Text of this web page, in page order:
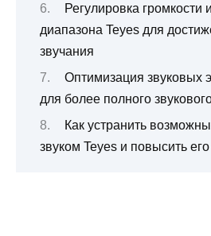
Регулировка громкости
диапазона Teyes для
звучания
Оптимизация звуковых
для более полного
Как устранить
звуком Teyes и повысить